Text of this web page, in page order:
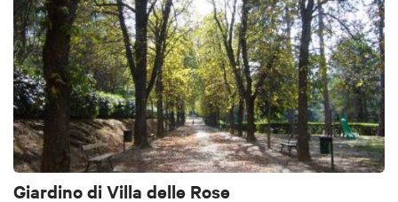
Giardino di Villa delle Rose